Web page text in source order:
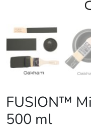
FUSION™
500 ml